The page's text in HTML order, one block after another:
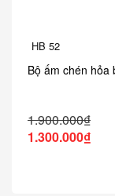
HB 52
Bộ ấm chén hỏa
1.900.000₫
1.300.000₫